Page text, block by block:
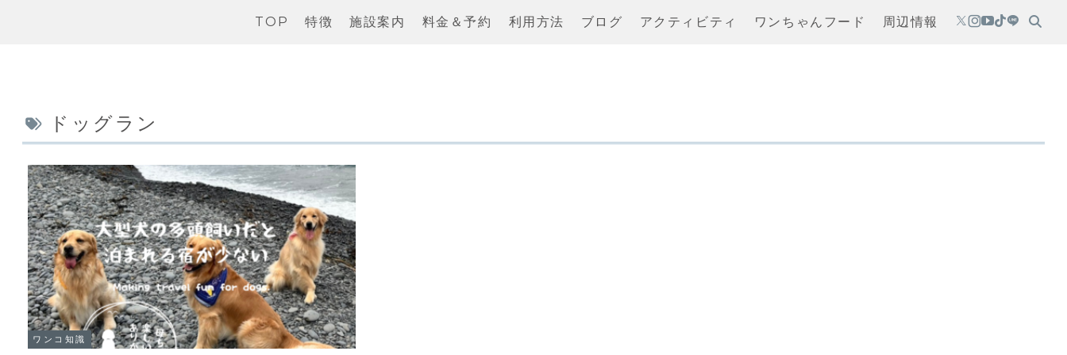
TOP 特徴 施設案内 料金＆予約 利用方法 ブログ アクティビティ ワンちゃんフード 周辺情報
ドッグラン
ワンコ知識